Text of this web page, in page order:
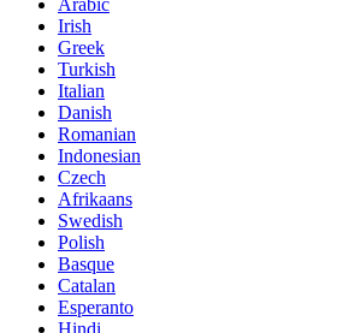
Arabic
Irish
Greek
Turkish
Italian
Danish
Romanian
Indonesian
Czech
Afrikaans
Swedish
Polish
Basque
Catalan
Esperanto